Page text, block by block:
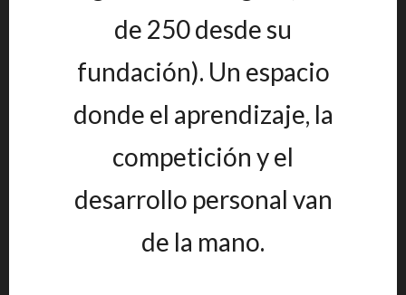
de 250 desde su
fundación). Un espacio
donde el aprendizaje, la
competición y el
desarrollo personal van
de la mano.